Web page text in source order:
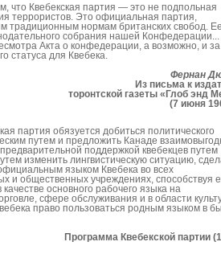
что Квебекская партия — это не подпольная
террористов. Это официальная партия,
традиционным нормам британских свобод.
собрания нашей
Акта о конфедерации, а возможно, и за
статуса для Квебека.
Фернан
Из письма к
торонтской газеты «Глоб энд
(7 июня
партия обязуется добиться политического
путем и предложить Канаде
поддержкой квебекцев путем
изменить лингвистическую ситуацию,
языком Квебека во всех
и общественных учреждениях, способствуя
основного рабочего языка на
сфере обслуживания и в области
право пользоваться родным языком в
Программа Квебекской партии